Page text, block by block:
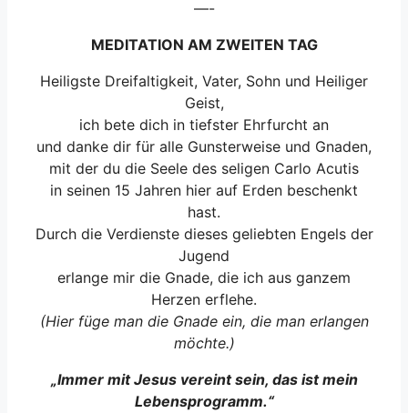
—-
MEDITATION AM ZWEITEN TAG
Heiligste Dreifaltigkeit, Vater, Sohn und Heiliger
Geist,
ich bete dich in tiefster Ehrfurcht an
und danke dir für alle Gunsterweise und Gnaden,
mit der du die Seele des seligen Carlo Acutis
in seinen 15 Jahren hier auf Erden beschenkt
hast.
Durch die Verdienste dieses geliebten Engels der
Jugend
erlange mir die Gnade, die ich aus ganzem
Herzen erflehe.
(Hier füge man die Gnade ein, die man erlangen
möchte.)
„Immer mit Jesus vereint sein, das ist mein
Lebensprogramm.“